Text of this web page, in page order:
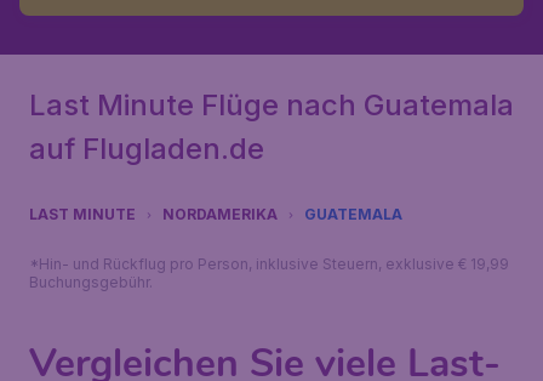
Last Minute Flüge nach Guatemala
auf Flugladen.de
LAST MINUTE NORDAMERIKA GUATEMALA
*Hin- und Rückflug pro Person, inklusive Steuern, exklusive € 19,99
Buchungsgebühr.
Vergleichen Sie viele Last-